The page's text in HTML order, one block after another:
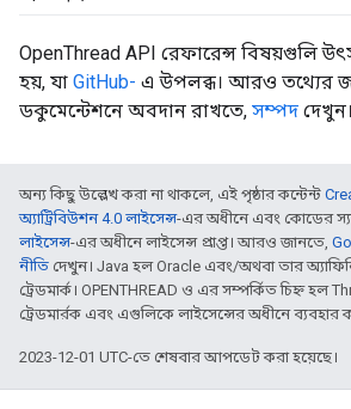
OpenThread API রেফারেন্স বিষয়গুলি
হয়, যা GitHub- এ উপলব্ধ। আরও তথ্যের
ডকুমেন্টেশনে অবদান রাখতে, সম্পদ দেখুন।
অন্য কিছু উল্লেখ করা না থাকলে, এই পৃষ্ঠার কন্টেন্ট
অ্যাট্রিবিউশন 4.0 লাইসেন্স-এর অধীনে এবং কোডের
লাইসেন্স-এর অধীনে লাইসেন্স প্রাপ্ত। আরও জানতে,
নীতি দেখুন। Java হল Oracle এবং/অথবা তার
ট্রেডমার্ক। OPENTHREAD ও এর সম্পর্কিত চিহ্ন হল
ট্রেডমার্রক এবং এগুলিকে লাইসেন্সের অধীনে ব্যবহার
2023-12-01 UTC-তে শেষবার আপডেট করা হয়েছে।